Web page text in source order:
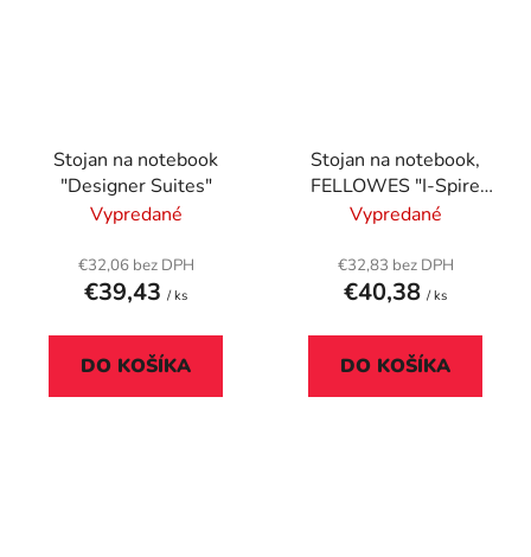
Stojan na notebook
"Designer Suites"
Vypredané
€32,06 bez DPH
€39,43 / ks
DO KOŠÍKA
Stojan na notebook,
FELLOWES "I-Spire
Series™"
Vypredané
€32,83 bez DPH
€40,38 / ks
DO KOŠÍKA